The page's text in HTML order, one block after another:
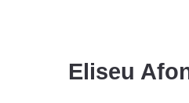
Eliseu